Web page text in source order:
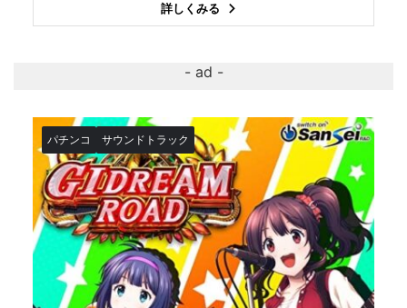
詳しくみる
パチンコ サウンドトラック